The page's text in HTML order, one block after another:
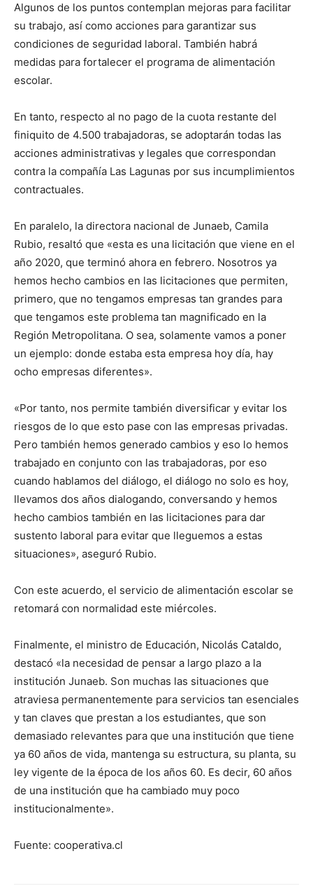
Algunos de los puntos contemplan mejoras para facilitar
su trabajo, así como acciones para garantizar sus
condiciones de seguridad laboral. También habrá
medidas para fortalecer el programa de alimentación
escolar.
En tanto, respecto al no pago de la cuota restante del
finiquito de 4.500 trabajadoras, se adoptarán todas las
acciones administrativas y legales que correspondan
contra la compañía Las Lagunas por sus incumplimientos
contractuales.
En paralelo, la directora nacional de Junaeb, Camila
Rubio, resaltó que «esta es una licitación que viene en el
año 2020, que terminó ahora en febrero. Nosotros ya
hemos hecho cambios en las licitaciones que permiten,
primero, que no tengamos empresas tan grandes para
que tengamos este problema tan magnificado en la
Región Metropolitana. O sea, solamente vamos a poner
un ejemplo: donde estaba esta empresa hoy día, hay
ocho empresas diferentes».
«Por tanto, nos permite también diversificar y evitar los
riesgos de lo que esto pase con las empresas privadas.
Pero también hemos generado cambios y eso lo hemos
trabajado en conjunto con las trabajadoras, por eso
cuando hablamos del diálogo, el diálogo no solo es hoy,
llevamos dos años dialogando, conversando y hemos
hecho cambios también en las licitaciones para dar
sustento laboral para evitar que lleguemos a estas
situaciones», aseguró Rubio.
Con este acuerdo, el servicio de alimentación escolar se
retomará con normalidad este miércoles.
Finalmente, el ministro de Educación, Nicolás Cataldo,
destacó «la necesidad de pensar a largo plazo a la
institución Junaeb. Son muchas las situaciones que
atraviesa permanentemente para servicios tan esenciales
y tan claves que prestan a los estudiantes, que son
demasiado relevantes para que una institución que tiene
ya 60 años de vida, mantenga su estructura, su planta, su
ley vigente de la época de los años 60. Es decir, 60 años
de una institución que ha cambiado muy poco
institucionalmente».
Fuente: cooperativa.cl